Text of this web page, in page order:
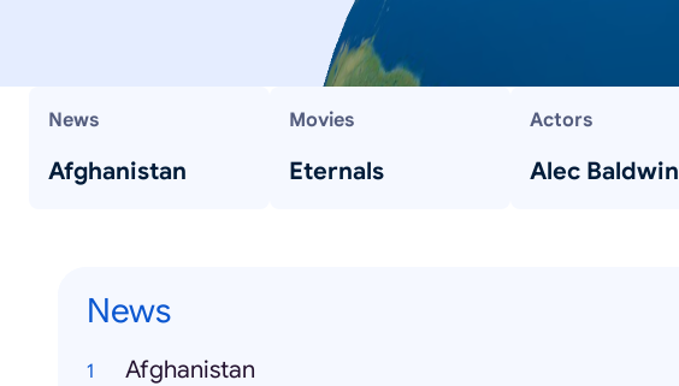
News
Afghanistan
Movies
Eternals
Actors
Alec Baldwin
News
Afghanistan